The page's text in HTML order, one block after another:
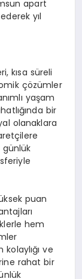
apart
yıl
kısa süreli
çözümler
yaşam
bir
olanaklara
günlük
puan
hem
ve
rahat bir